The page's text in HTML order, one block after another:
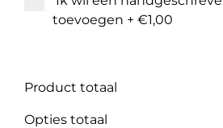
toevoegen + €1,00
Product totaal
Opties totaal